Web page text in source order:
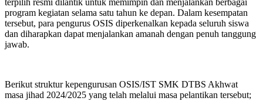
terpilih resmi dilantik untuk memimpin dan menjalankan berbagai
program kegiatan selama satu tahun ke depan. Dalam kesempatan
tersebut, para pengurus OSIS diperkenalkan kepada seluruh siswa
dan diharapkan dapat menjalankan amanah dengan penuh tanggung
jawab.
Berikut struktur kepengurusan OSIS/IST SMK DTBS Akhwat
masa jihad 2024/2025 yang telah melalui masa pelantikan tersebut;